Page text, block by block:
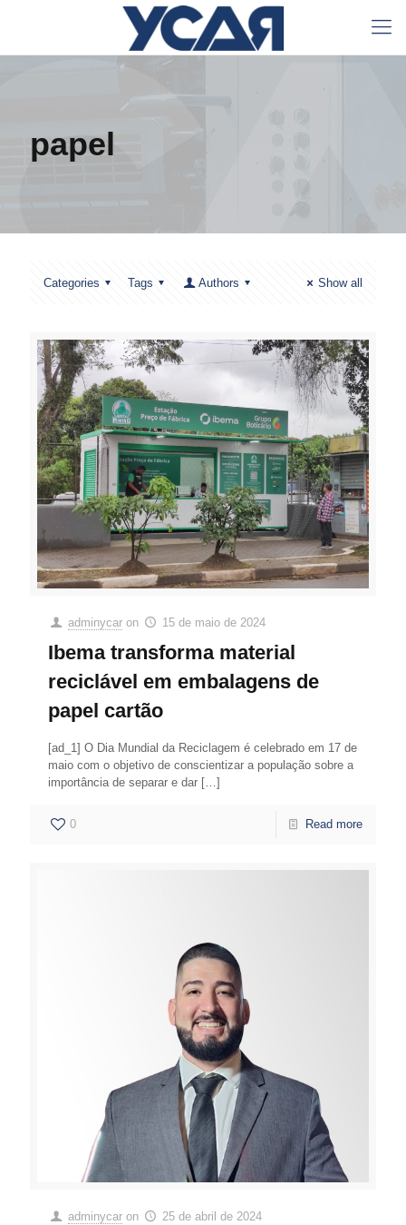
papel
Categories Tags Authors Show all
adminycar on 15 de maio de 2024
Ibema transforma material
reciclável em embalagens de
papel cartão
[ad_1] O Dia Mundial da Reciclagem é celebrado em 17 de
maio com o objetivo de conscientizar a população sobre a
importância de separar e dar […]
0 Read more
adminycar on 25 de abril de 2024